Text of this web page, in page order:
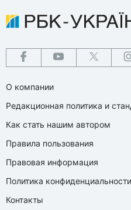
О компании
Редакционная политика и
Как стать нашим автором
Правила пользования
Правовая информация
Политика конфиденциальности
Контакты